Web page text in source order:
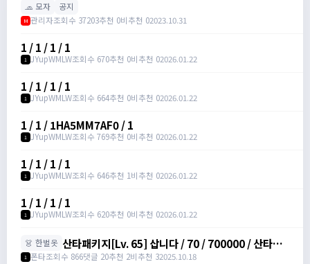
🧢 모자 공지
M 관리자조회수 37203추천 0비추천 02023.10.31
1 / 1 / 1 / 1
1 JYupWMLW조회수 670추천 0비추천 02026.01.22
1 / 1 / 1 / 1
1 JYupWMLW조회수 664추천 0비추천 02026.01.22
1 / 1 / 1HA5MM7AF0 / 1
1 JYupWMLW조회수 769추천 0비추천 02026.01.22
1 / 1 / 1 / 1
1 JYupWMLW조회수 646추천 1비추천 02026.01.22
1 / 1 / 1 / 1
1 JYupWMLW조회수 620추천 0비추천 02026.01.22
👗 한벌옷 산타패키지[Lv. 65] 삽니다 / 70 / 700000 / 산타패
키지[Lv. 65] /
1 폰타조회수 866댓글 20추천 2비추천 32025.10.18